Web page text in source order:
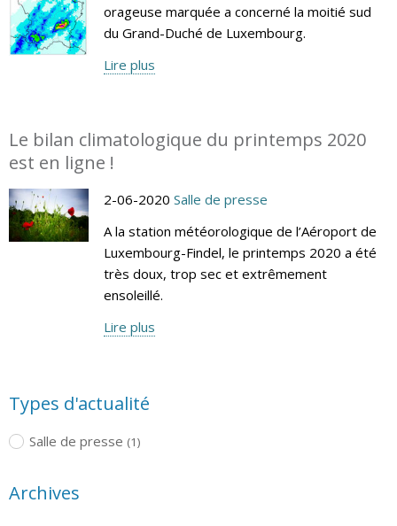
orageuse marquée a concerné la moitié sud
du Grand-Duché de Luxembourg.
Lire plus
Le bilan climatologique du printemps 2020
est en ligne !
2-06-2020 Salle de presse
A la station météorologique de l’Aéroport de
Luxembourg-Findel, le printemps 2020 a été
très doux, trop sec et extrêmement
ensoleillé.
Lire plus
Types d'actualité
Salle de presse (1)
Archives